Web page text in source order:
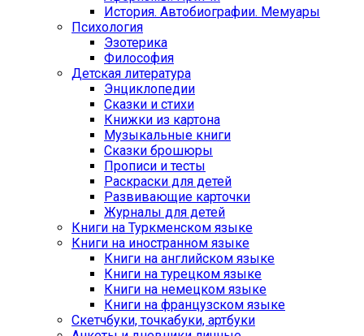
История. Автобиографии. Мемуары
Психология
Эзотерика
Философия
Детская литература
Энциклопедии
Сказки и стихи
Книжки из картона
Музыкальные книги
Сказки брошюры
Прописи и тесты
Раскраски для детей
Развивающие карточки
Журналы для детей
Книги на Туркменском языке
Книги на иностранном языке
Книги на английском языке
Книги на турецком языке
Книги на немецком языке
Книги на французском языке
Cкетчбуки, точкабуки, артбуки